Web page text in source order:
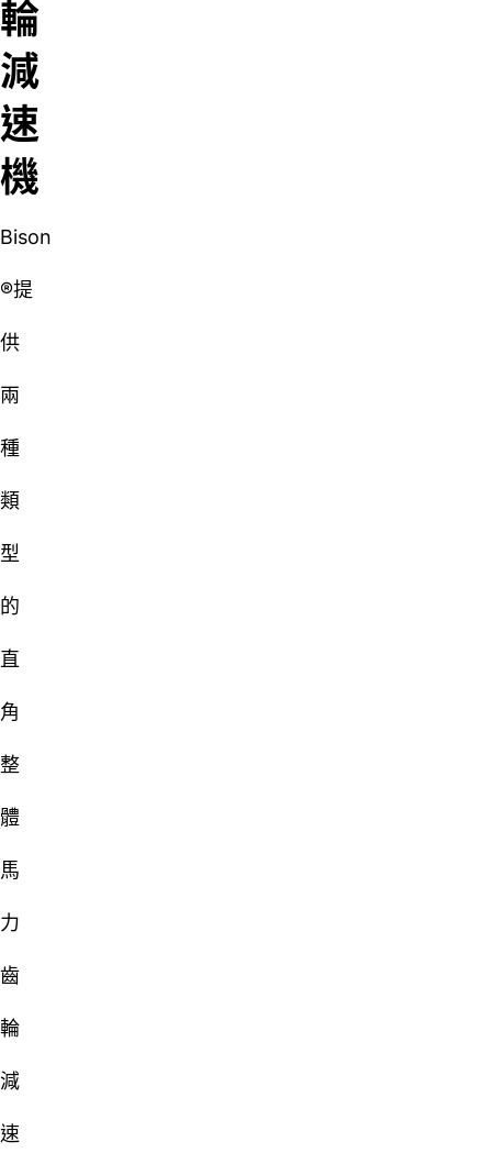
輪
減
速
機
Bison
®提
供
兩
種
類
型
的
直
角
整
體
馬
力
齒
輪
減
速